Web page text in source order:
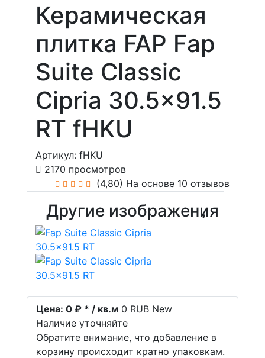
Керамическая
плитка FAP Fap
Suite Classic
Cipria 30.5x91.5
RT fHKU
Артикул: fHKU
2170 просмотров
(4,80) На основе 10 отзывов
Другие изображения
Цена: 0 ₽ * / кв.м 0 RUB New
Наличие уточняйте
Обратите внимание, что добавление в
корзину происходит кратно упаковкам.